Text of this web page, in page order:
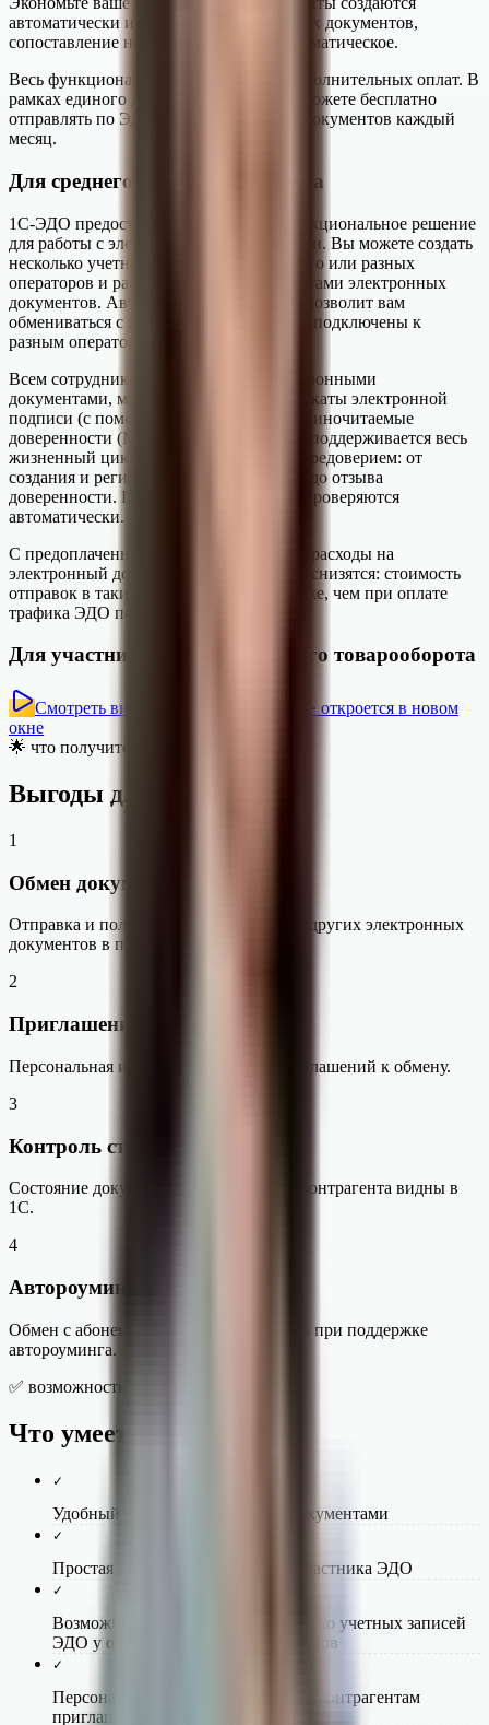
автоматически из входящих электронных документов,
сопоставление номенклатуры тоже автоматическое.
Весь функционал ЭДО доступен без дополнительных оплат. В
рамках единого договора 1С:ИТС вы сможете бесплатно
отправлять по ЭДО до 100 комплектов документов каждый
месяц.
Для среднего и крупного бизнеса
1С-ЭДО предоставляет собой многофункциональное решение
для работы с электронными документами. Вы можете создать
несколько учетных записей ЭДО у одного или разных
операторов и работать с любыми форматами электронных
документов. Автоматический роуминг позволит вам
обмениваться с контрагентами, которые подключены к
разным операторам.
Всем сотрудникам, кто работает с электронными
документами, можно оформить сертификаты электронной
подписи (с помощью
) и машиночитаемые
доверенности (МЧД). В программах 1С поддерживается весь
жизненный цикл МЧД, в том числе с передоверием: от
создания и регистрации в реестре ФНС до отзыва
доверенности. Полномочия и подписи проверяются
автоматически.
С предоплаченными тарифами 1С-ЭДО расходы на
электронный документооборот заметно снизятся: стоимость
отправок в таких тарифах в два раза ниже, чем при оплате
трафика ЭДО по факту.
Для участников маркированного товарооборота
Смотреть видео о сервисе
VK Видео · откроется в новом
окне
🌟 что получите
Выгоды для бизнеса
1
Обмен документами из 1С
Отправка и получение счетов-фактур и других электронных
документов в программе.
2
Приглашения контрагентам
Персональная и массовая отправка приглашений к обмену.
3
Контроль статусов ЭДО
Состояние документооборота и статус контрагента видны в
1С.
4
Автороуминг операторов
Обмен с абонентами других операторов при поддержке
автороуминга.
✅ возможности
Что умеет сервис
✓
Удобный обмен электронными документами
✓
Простая регистрация в качестве участника ЭДО
✓
Возможность использовать несколько учетных записей
ЭДО у одного или разных операторов
✓
Персональная и массовая отправка контрагентам
приглашений к обмену